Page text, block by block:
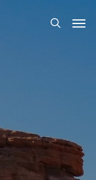
search